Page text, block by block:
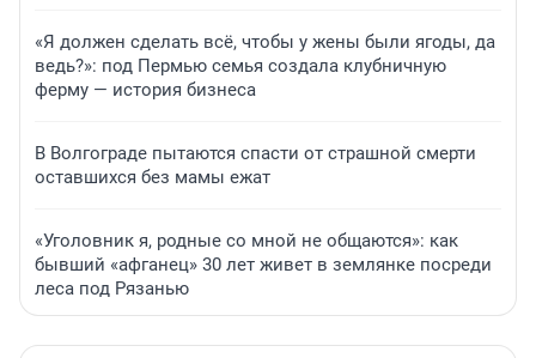
«Я должен сделать всё, чтобы у жены были ягоды, да
ведь?»: под Пермью семья создала клубничную
ферму — история бизнеса
В Волгограде пытаются спасти от страшной смерти
оставшихся без мамы ежат
«Уголовник я, родные со мной не общаются»: как
бывший «афганец» 30 лет живет в землянке посреди
леса под Рязанью